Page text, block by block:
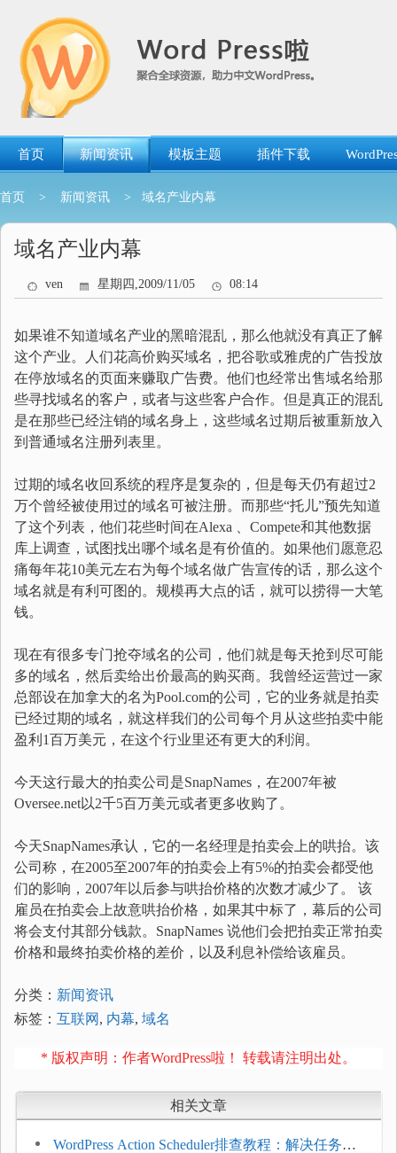
首页 新闻资讯 模板主题 插件下载
首页 > 新闻资讯 > 域名产业内幕
域名产业内幕
ven 星期四,2009/11/05 08:14
如果谁不知道域名产业的黑暗混乱，那么他就没有真正了解
这个产业。人们花高价购买域名，把谷歌或雅虎的广告投放
在停放域名的页面来赚取广告费。他们也经常出售域名给那
些寻找域名的客户，或者与这些客户合作。但是真正的混乱
是在那些已经注销的域名身上，这些域名过期后被重新放入
到普通域名注册列表里。
过期的域名收回系统的程序是复杂的，但是每天仍有超过2
万个曾经被使用过的域名可被注册。而那些“托儿”预先知道
了这个列表，他们花些时间在Alexa 、Compete和其他数据
库上调查，试图找出哪个域名是有价值的。如果他们愿意忍
痛每年花10美元左右为每个域名做广告宣传的话，那么这个
域名就是有利可图的。规模再大点的话，就可以捞得一大笔
钱。
现在有很多专门抢夺域名的公司，他们就是每天抢到尽可能
多的域名，然后卖给出价最高的购买商。我曾经运营过一家
总部设在加拿大的名为Pool.com的公司，它的业务就是拍卖
已经过期的域名，就这样我们的公司每个月从这些拍卖中能
盈利1百万美元，在这个行业里还有更大的利润。
今天这行最大的拍卖公司是SnapNames，在2007年被
Oversee.net以2千5百万美元或者更多收购了。
今天SnapNames承认，它的一名经理是拍卖会上的哄抬。该
公司称，在2005至2007年的拍卖会上有5%的拍卖会都受他
们的影响，2007年以后参与哄抬价格的次数才减少了。 该
雇员在拍卖会上故意哄抬价格，如果其中标了，幕后的公司
将会支付其部分钱款。SnapNames 说他们会把拍卖正常拍卖
价格和最终拍卖价格的差价，以及利息补偿给该雇员。
分类： 新闻资讯
标签： 互联网 , 内幕, 域名
* 版权声明：作者WordPress啦！ 转载请注明出处。
相关文章
WordPress Action Scheduler排查教程：解决任务积